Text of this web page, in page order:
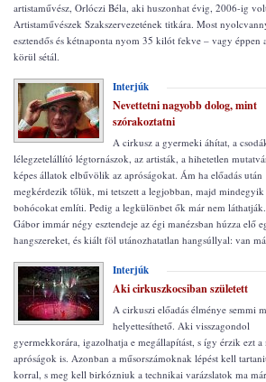
artistaművész, Orlóczi Béla, aki huszonhat évig, 2006-ig
Artistaművészek Szakszervezetének titkára. Most
esztendős és kétnaponta nyom 35 kilót fekve – vagy éppen
körül sétál.
Interjúk
Nevettetni nagyobb dolog, mint
szórakoztatni
A cirkusz a gyermeki áhítat, a
lélegzetelállító légtornászok, az artisták, a hihetetlen
képes állatok elbűvölik az apróságokat. Ám ha előadás után
megkérdezik tőlük, mi tetszett a legjobban, majd mindegyik
bohócokat említi. Pedig a legkülönbet ők már nem
Gábor immár négy esztendeje az égi manézsban húzza elő
hangszereket, és kiált föl utánozhatatlan hangsúllyal: van
Interjúk
Aki cirkuszkocsiban született
A cirkuszi előadás élménye semmi
helyettesíthető. Aki visszagondol
gyermekkorára, igazolhatja e megállapítást, s így érzik ezt a
apróságok is. Azonban a műsorszámoknak lépést kell
korral, s meg kell birkózniuk a technikai varázslatok ma